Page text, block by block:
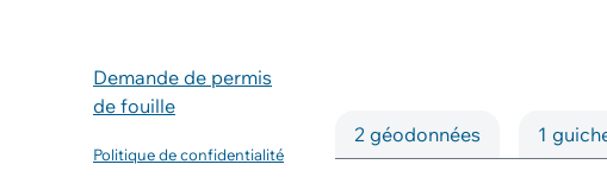
Demande de permis
de fouille
Politique de confidentialité
2 géodonnées 1